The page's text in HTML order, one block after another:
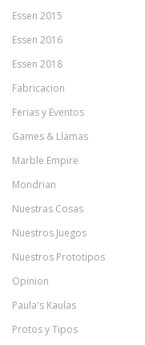
Essen 2015
Essen 2016
Essen 2018
Fabricacion
Ferias y Eventos
Games & Llamas
Marble Empire
Mondrian
Nuestras Cosas
Nuestros Juegos
Nuestros Prototipos
Opinion
Paula's Kaulas
Protos y Tipos